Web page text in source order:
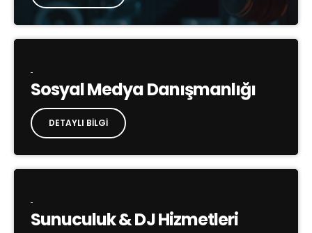
Sosyal Medya Danışmanlığı
DETAYLI BILGI
Sunuculuk & DJ Hizmetleri